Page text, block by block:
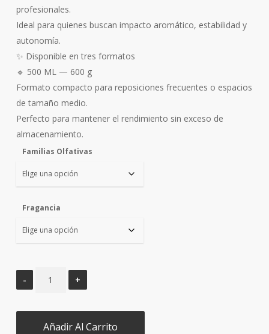
profesionales.
Ideal para quienes buscan impacto aromático, estabilidad y
autonomía.
✨ Disponible en tres formatos
🔹 500 ML — 600 g
Formato compacto para reposiciones frecuentes o espacios
de tamaño medio.
Perfecto para mantener el rendimiento sin exceso de
almacenamiento.
Familias Olfativas
Fragancia
Añadir Al Carrito